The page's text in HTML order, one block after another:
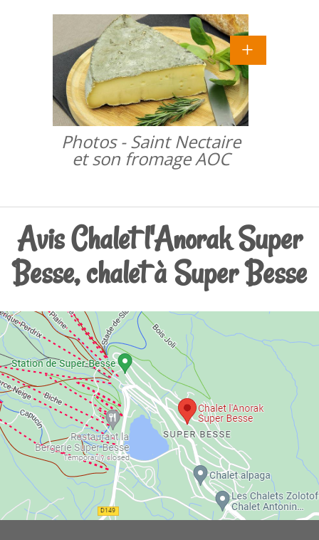
Photos - Saint Nectaire
et son fromage AOC
Avis Chalet l'Anorak Super
Besse, chalet à Super Besse